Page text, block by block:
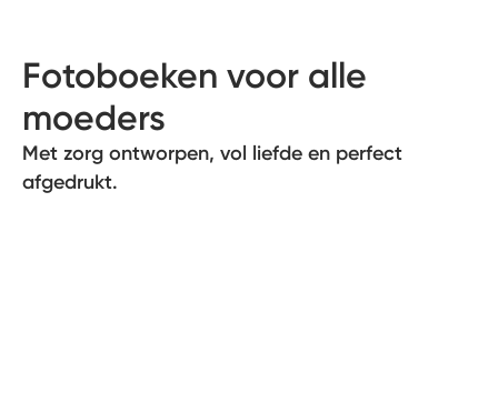
Fotoboeken voor alle
moeders
Met zorg ontworpen, vol liefde en perfect
afgedrukt.